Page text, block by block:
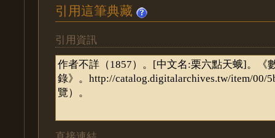
引用這筆典藏
引用資訊